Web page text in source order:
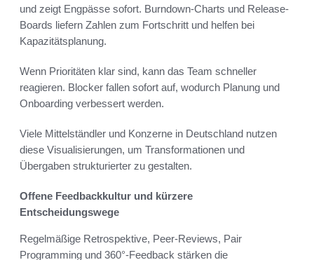
und zeigt Engpässe sofort. Burndown-Charts und Release-
Boards liefern Zahlen zum Fortschritt und helfen bei
Kapazitätsplanung.
Wenn Prioritäten klar sind, kann das Team schneller
reagieren. Blocker fallen sofort auf, wodurch Planung und
Onboarding verbessert werden.
Viele Mittelständler und Konzerne in Deutschland nutzen
diese Visualisierungen, um Transformationen und
Übergaben strukturierter zu gestalten.
Offene Feedbackkultur und kürzere
Entscheidungswege
Regelmäßige Retrospektive, Peer-Reviews, Pair
Programming und 360°-Feedback stärken die